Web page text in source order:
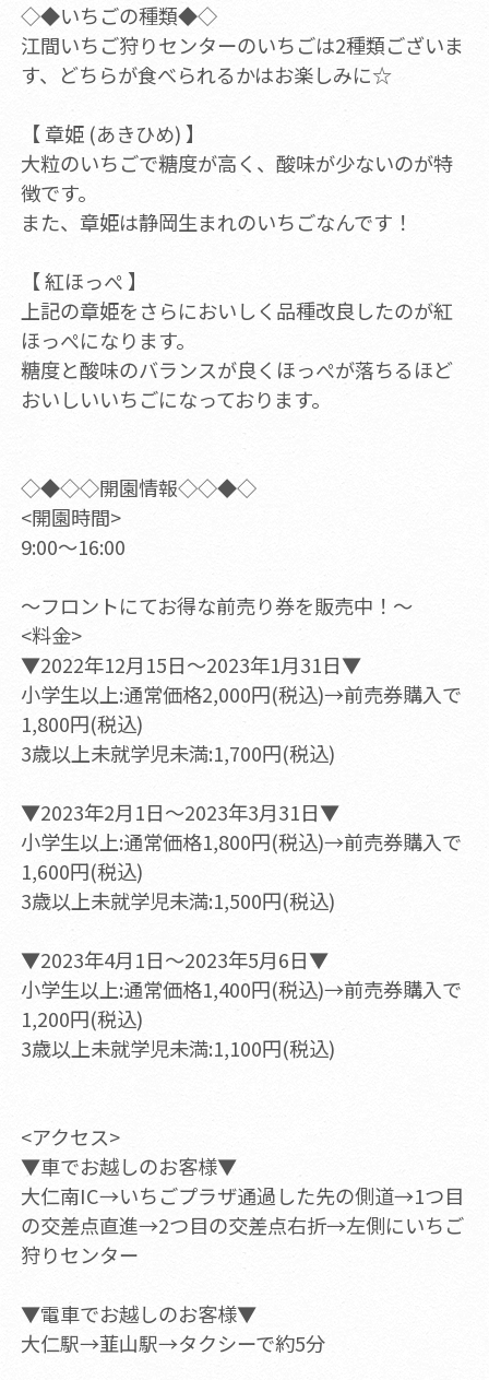
◇◆いちごの種類◆◇
江間いちご狩りセンターのいちごは2種類ございま
す、どちらが食べられるかはお楽しみに☆
【 章姫 (あきひめ) 】
大粒のいちごで糖度が高く、酸味が少ないのが特
徴です。
また、章姫は静岡生まれのいちごなんです！
【 紅ほっぺ 】
上記の章姫をさらにおいしく品種改良したのが紅
ほっぺになります。
糖度と酸味のバランスが良くほっぺが落ちるほど
おいしいいちごになっております。
◇◆◇◇開園情報◇◇◆◇
<開園時間>
9:00～16:00
～フロントにてお得な前売り券を販売中！～
<料金>
▼2022年12月15日～2023年1月31日▼
小学生以上:通常価格2,000円(税込)→前売券購入で
1,800円(税込)
3歳以上未就学児未満:1,700円(税込)
▼2023年2月1日～2023年3月31日▼
小学生以上:通常価格1,800円(税込)→前売券購入で
1,600円(税込)
3歳以上未就学児未満:1,500円(税込)
▼2023年4月1日～2023年5月6日▼
小学生以上:通常価格1,400円(税込)→前売券購入で
1,200円(税込)
3歳以上未就学児未満:1,100円(税込)
<アクセス>
▼車でお越しのお客様▼
大仁南IC→いちごプラザ通過した先の側道→1つ目
の交差点直進→2つ目の交差点右折→左側にいちご
狩りセンター
▼電車でお越しのお客様▼
大仁駅→韮山駅→タクシーで約5分